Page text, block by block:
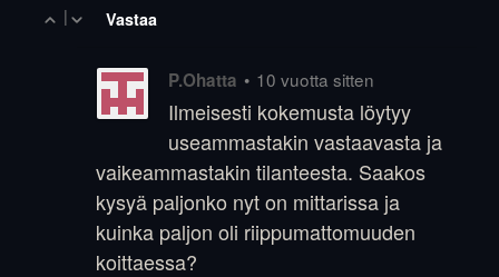
| Vastaa
P.Ohatta • 10 vuotta sitten
Ilmeisesti kokemusta löytyy
useammastakin vastaavasta ja
vaikeammastakin tilanteesta. Saakos
kysyä paljonko nyt on mittarissa ja
kuinka paljon oli riippumattomuuden
koittaessa?